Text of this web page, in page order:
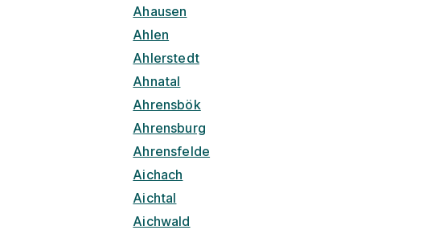
Ahausen
Ahlen
Ahlerstedt
Ahnatal
Ahrensbök
Ahrensburg
Ahrensfelde
Aichach
Aichtal
Aichwald